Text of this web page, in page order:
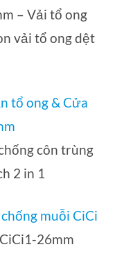
– Vải tổ ong
vải tổ ong dệt
côn trùng
2 in 1
26mm